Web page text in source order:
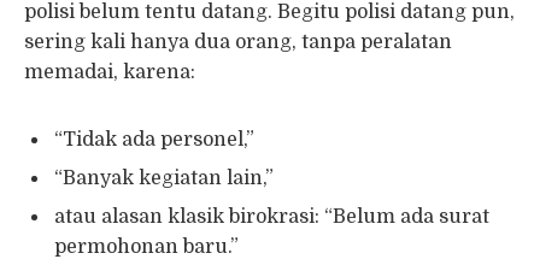
polisi belum tentu datang. Begitu polisi datang pun,
sering kali hanya dua orang, tanpa peralatan
memadai, karena:
“Tidak ada personel,”
“Banyak kegiatan lain,”
atau alasan klasik birokrasi: “Belum ada surat
permohonan baru.”